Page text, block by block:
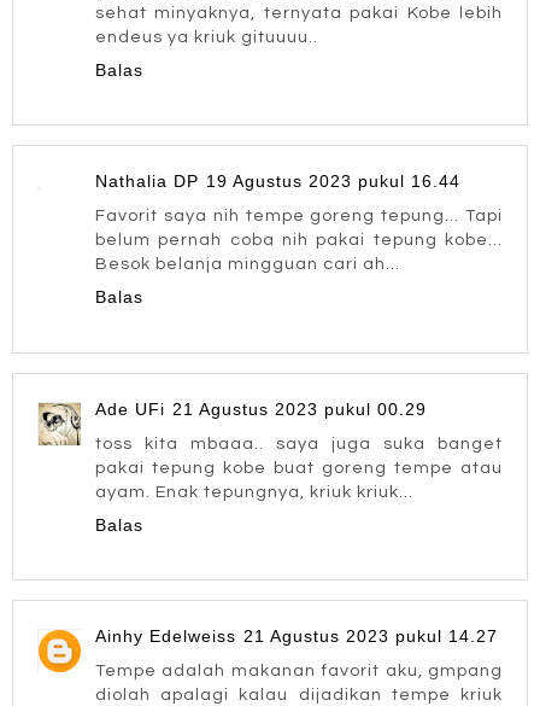
sehat minyaknya, ternyata pakai Kobe lebih
endeus ya kriuk gituuuu..
Balas
Nathalia DP 19 Agustus 2023 pukul 16.44
Favorit saya nih tempe goreng tepung... Tapi
belum pernah coba nih pakai tepung kobe...
Besok belanja mingguan cari ah...
Balas
Ade UFi 21 Agustus 2023 pukul 00.29
toss kita mbaaa.. saya juga suka banget
pakai tepung kobe buat goreng tempe atau
ayam. Enak tepungnya, kriuk kriuk...
Balas
Ainhy Edelweiss 21 Agustus 2023 pukul 14.27
Tempe adalah makanan favorit aku, gmpang
diolah apalagi kalau dijadikan tempe kriuk